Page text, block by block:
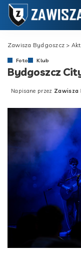
Zawisza Bydgoszcz >
Foto Klub
Bydgoszcz
Napisane przez Zawisza